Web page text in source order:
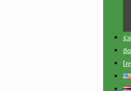
ร่ว
ติ
โ